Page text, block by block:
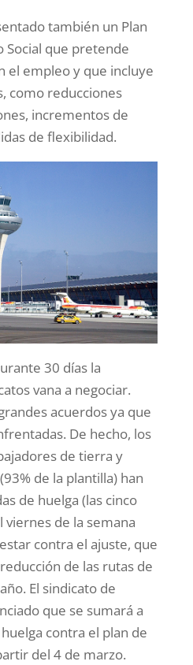
también un Plan
Social que pretende
el empleo y que incluye
como reducciones
incrementos de
de flexibilidad.
30 días la
vana a negociar.
acuerdos ya que
De hecho, los
de tierra y
de la plantilla) han
de huelga (las cinco
de la semana
contra el ajuste, que
de las rutas de
El sindicato de
que se sumará a
contra el plan de
del 4 de marzo.